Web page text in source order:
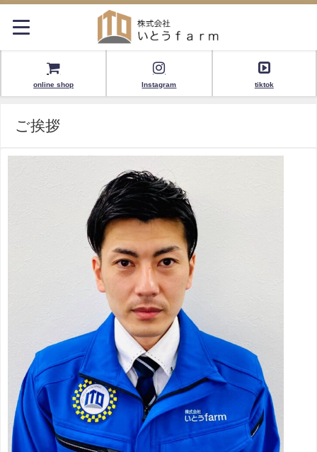
online shop Instagram tiktok
ご挨拶